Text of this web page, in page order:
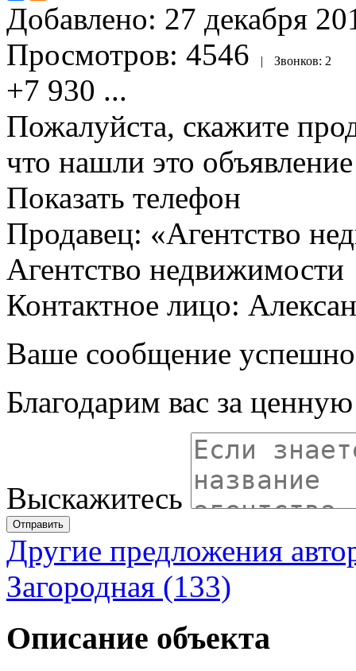
Добавлено: 27 декабря
Просмотров: 4546 | Звонков: 2
+7 930 ...
Пожалуйста, скажите
что нашли это
Показать телефон
Продавец: «Агентство
Агентство недвижимости
Контактное лицо:
Ваше сообщение успешно
Благодарим вас за
Выскажитесь
Отправить
Другие предложения
Загородная (133)
Описание объекта